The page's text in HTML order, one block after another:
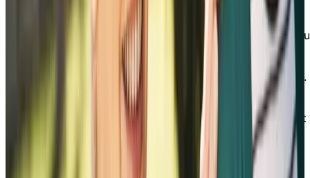
Apprenez à reconnaître les signes courants qui
indiquent qu’il serait temps de considérer du
soutien supplémentaire pour votre proche, tel
des difficultés avec les activités de la vie
quotidienne, des changements au niveau de
l’hygiène personnelle, une confusion accrue, etc.
En reconnaissant ces signes, vous pouvez
commencer à prendre des mesures pour vous
assurer que cette personne reçoit les soins dont
2. Parler avec un proche